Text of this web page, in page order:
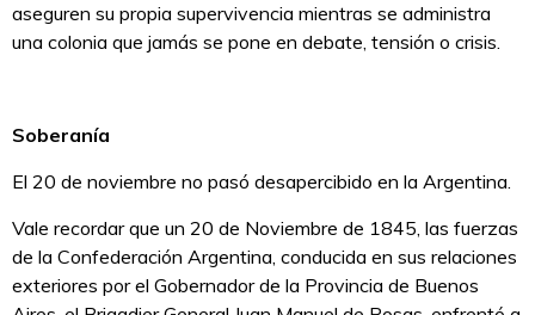
aseguren su propia supervivencia mientras se administra
una colonia que jamás se pone en debate, tensión o crisis.
Soberanía
El 20 de noviembre no pasó desapercibido en la Argentina.
Vale recordar que un 20 de Noviembre de 1845, las fuerzas
de la Confederación Argentina, conducida en sus relaciones
exteriores por el Gobernador de la Provincia de Buenos